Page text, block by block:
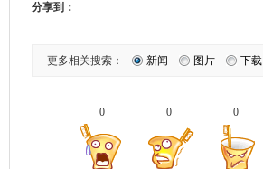
分享到：
更多相关搜索： 新闻 图片 下载
0 0 0